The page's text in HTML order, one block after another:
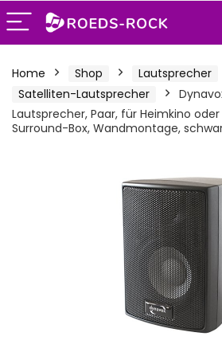
Home Shop
Lautsprecher
Satelliten-Lautsprecher
Lautsprecher, Paar, für Heimkino
Surround-Box, Wandmontage,